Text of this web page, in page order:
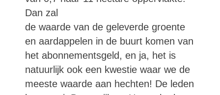
Dan zal
de waarde van de geleverde groente
en aardappelen in de buurt komen van
het abonnementsgeld, en ja, het is
natuurlijk ook een kwestie waar we de
meeste waarde aan hechten! De leden